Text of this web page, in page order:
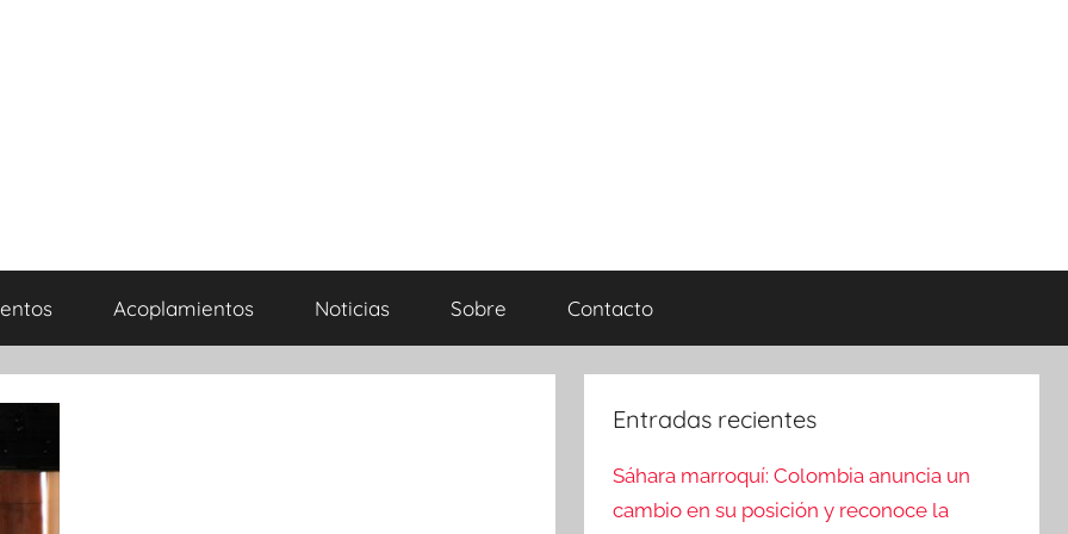
Acoplamientos Noticias Sobre Contacto
Entradas recientes
Sáhara marroquí: Colombia anuncia un
cambio en su posición y reconoce la